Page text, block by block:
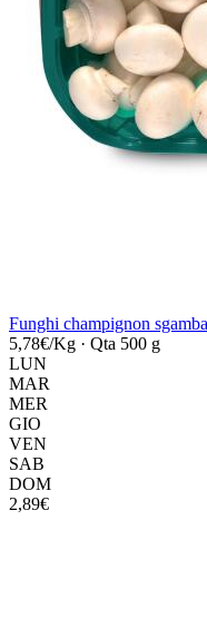
Funghi champignon
5,78€/Kg · Qta 500 g
LUN
MAR
MER
GIO
VEN
SAB
DOM
2,89€